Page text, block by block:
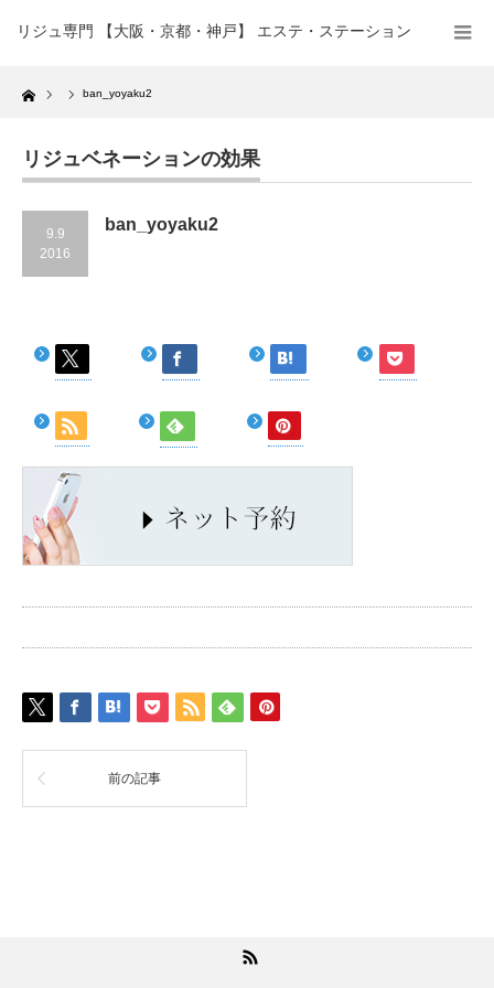
リジュ専門 【大阪・京都・神戸】 エステ・ステーション
Home ban_yoyaku2
リジュベネーションの効果
9.9
2016
ban_yoyaku2
前の記事